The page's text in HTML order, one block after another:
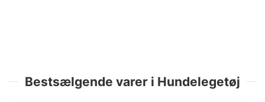
Bestsælgende varer i Hundelegetøj